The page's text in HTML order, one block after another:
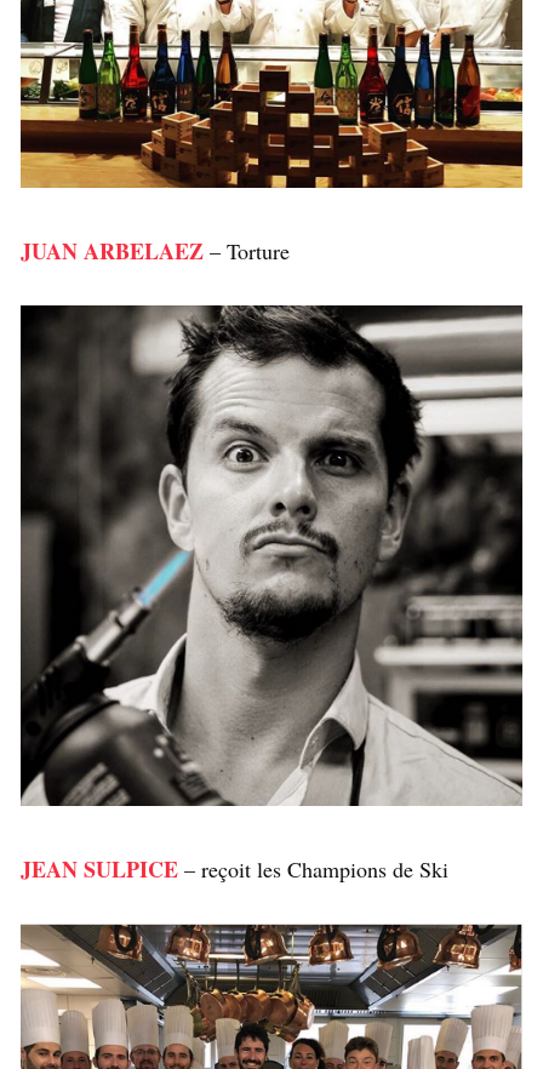
JUAN ARBELAEZ – Torture
JEAN SULPICE – reçoit les Champions de Ski